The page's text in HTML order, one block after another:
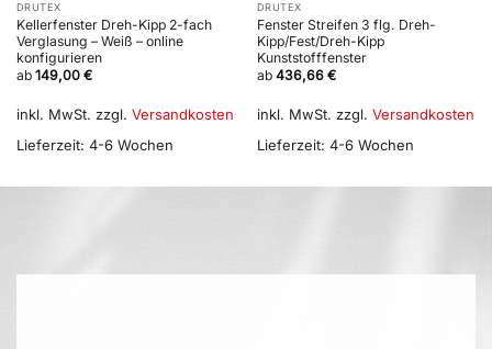
DRUTEX
Kellerfenster Dreh-Kipp 2-fach
Verglasung – Weiß – online
konfigurieren
ab 149,00 €
inkl. MwSt. zzgl. Versandkosten
Lieferzeit: 4-6 Wochen
DRUTEX
Fenster Streifen 3 flg. Dreh-
Kipp/Fest/Dreh-Kipp
Kunststofffenster
ab 436,66 €
inkl. MwSt. zzgl. Versandkosten
Lieferzeit: 4-6 Wochen